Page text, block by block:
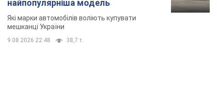
найпопулярніша модель
Які марки автомобілів воліють купувати
мешканці України
9.08.2026 22:48 38,7 т.